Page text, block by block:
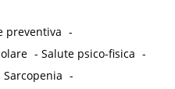
preventiva -
-Salute psico-fisica -
Sarcopenia -